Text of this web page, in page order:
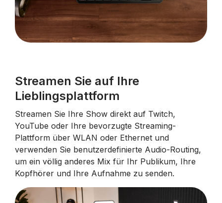
Streamen Sie auf Ihre
Lieblingsplattform
Streamen Sie Ihre Show direkt auf Twitch,
YouTube oder Ihre bevorzugte Streaming-
Plattform über WLAN oder Ethernet und
verwenden Sie benutzerdefinierte Audio-Routing,
um ein völlig anderes Mix für Ihr Publikum, Ihre
Kopfhörer und Ihre Aufnahme zu senden.